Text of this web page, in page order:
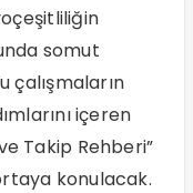
somut
çalışmaların
içeren
Takip Rehberi”
konulacak.